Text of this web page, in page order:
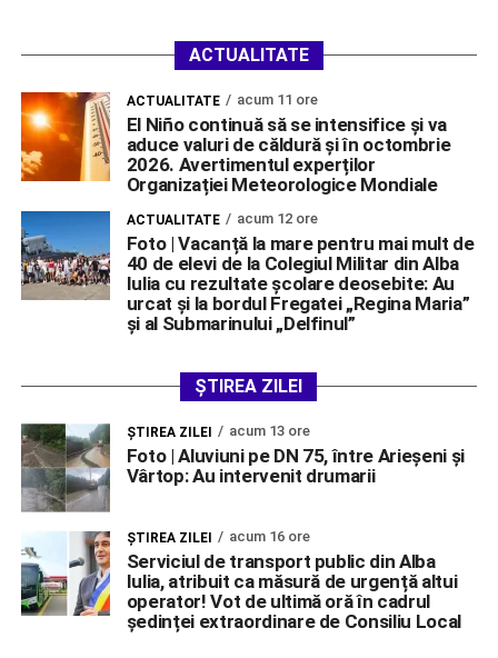
ACTUALITATE
ACTUALITATE acum 11 ore
El Niño continuă să se intensifice și va
aduce valuri de căldură și în octombrie
2026. Avertimentul experților
Organizației Meteorologice Mondiale
ACTUALITATE acum 12 ore
Foto | Vacanță la mare pentru mai mult de
40 de elevi de la Colegiul Militar din Alba
Iulia cu rezultate școlare deosebite: Au
urcat și la bordul Fregatei „Regina Maria”
și al Submarinului „Delfinul”
ȘTIREA ZILEI
ŞTIREA ZILEI acum 13 ore
Foto | Aluviuni pe DN 75, între Arieșeni și
Vârtop: Au intervenit drumarii
ŞTIREA ZILEI acum 16 ore
Serviciul de transport public din Alba
Iulia, atribuit ca măsură de urgență altui
operator! Vot de ultimă oră în cadrul
ședinței extraordinare de Consiliu Local